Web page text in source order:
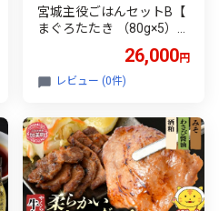
宮城主役ごはんセットB【
まぐろたたき （80g×5）×
-sk-b 国産 マグロのたたき
冷蔵 無洗米 米 ひとめぼれ
26,000円
レビュー (0件)